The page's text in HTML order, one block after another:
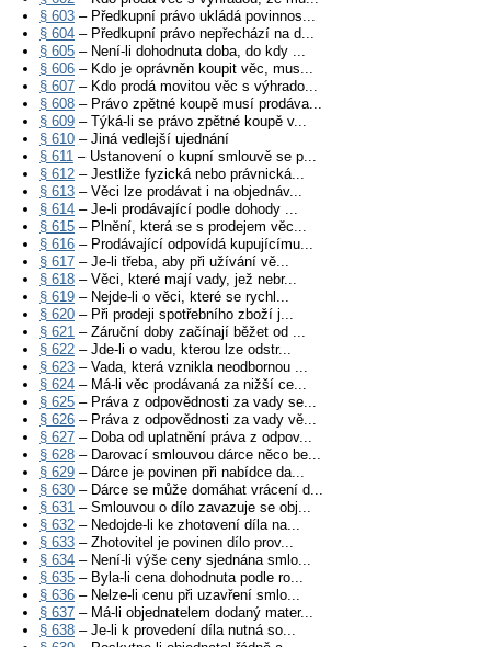
§ 603 – Předkupní právo ukládá povinnos...
§ 604 – Předkupní právo nepřechází na d...
§ 605 – Není-li dohodnuta doba, do kdy ...
§ 606 – Kdo je oprávněn koupit věc, mus...
§ 607 – Kdo prodá movitou věc s výhrado...
§ 608 – Právo zpětné koupě musí prodáva...
§ 609 – Týká-li se právo zpětné koupě v...
§ 610 – Jiná vedlejší ujednání
§ 611 – Ustanovení o kupní smlouvě se p...
§ 612 – Jestliže fyzická nebo právnická...
§ 613 – Věci lze prodávat i na objednáv...
§ 614 – Je-li prodávající podle dohody ...
§ 615 – Plnění, která se s prodejem věc...
§ 616 – Prodávající odpovídá kupujícímu...
§ 617 – Je-li třeba, aby při užívání vě...
§ 618 – Věci, které mají vady, jež nebr...
§ 619 – Nejde-li o věci, které se rychl...
§ 620 – Při prodeji spotřebního zboží j...
§ 621 – Záruční doby začínají běžet od ...
§ 622 – Jde-li o vadu, kterou lze odstr...
§ 623 – Vada, která vznikla neodbornou ...
§ 624 – Má-li věc prodávaná za nižší ce...
§ 625 – Práva z odpovědnosti za vady se...
§ 626 – Práva z odpovědnosti za vady vě...
§ 627 – Doba od uplatnění práva z odpov...
§ 628 – Darovací smlouvou dárce něco be...
§ 629 – Dárce je povinen při nabídce da...
§ 630 – Dárce se může domáhat vrácení d...
§ 631 – Smlouvou o dílo zavazuje se obj...
§ 632 – Nedojde-li ke zhotovení díla na...
§ 633 – Zhotovitel je povinen dílo prov...
§ 634 – Není-li výše ceny sjednána smlo...
§ 635 – Byla-li cena dohodnuta podle ro...
§ 636 – Nelze-li cenu při uzavření smlo...
§ 637 – Má-li objednatelem dodaný mater...
§ 638 – Je-li k provedení díla nutná so...